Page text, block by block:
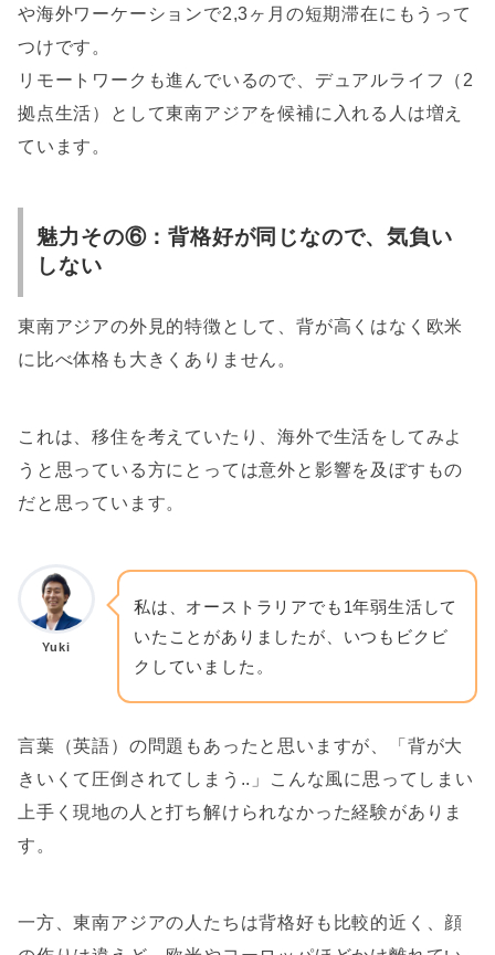
や海外ワーケーションで2,3ヶ月の短期滞在にもうって
つけです。
リモートワークも進んでいるので、デュアルライフ（2
拠点生活）として東南アジアを候補に入れる人は増え
ています。
魅力その⑥：背格好が同じなので、気負い
しない
東南アジアの外見的特徴として、背が高くはなく欧米
に比べ体格も大きくありません。
これは、移住を考えていたり、海外で生活をしてみよ
うと思っている方にとっては意外と影響を及ぼすもの
だと思っています。
Yuki
私は、オーストラリアでも1年弱生活して
いたことがありましたが、いつもビクビ
クしていました。
言葉（英語）の問題もあったと思いますが、「背が大
きいくて圧倒されてしまう..」こんな風に思ってしまい
上手く現地の人と打ち解けられなかった経験がありま
す。
一方、東南アジアの人たちは背格好も比較的近く、顔